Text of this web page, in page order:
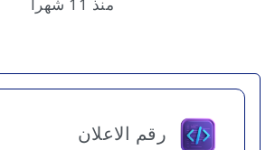
منذ 11 شهراً
رقم الاعلان